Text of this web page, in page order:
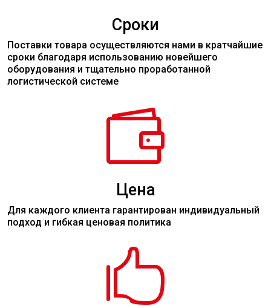
Сроки
Поставки товара осуществляются нами в кратчайшие
сроки благодаря использованию новейшего
оборудования и тщательно проработанной
логистической системе

Цена
Для каждого клиента гарантирован индивидуальный
подход и гибкая ценовая политика
